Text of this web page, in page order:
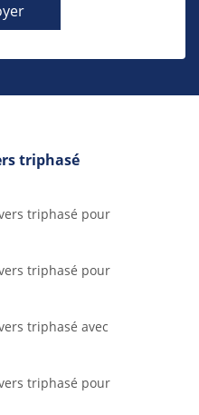
triphasé
triphasé pour
triphasé pour
triphasé avec
triphasé pour